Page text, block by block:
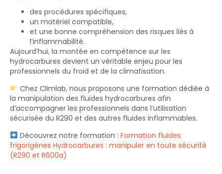
des procédures spécifiques,
un matériel compatible,
et une bonne compréhension des risques liés à
l’inflammabilité.
Aujourd’hui, la montée en compétence sur les
hydrocarbures devient un véritable enjeu pour les
professionnels du froid et de la climatisation.
Chez Climlab, nous proposons une formation dédiée à
la manipulation des fluides hydrocarbures afin
d’accompagner les professionnels dans l’utilisation
sécurisée du R290 et des autres fluides inflammables.
Découvrez notre formation : Formation fluides
frigorigènes Hydrocarbures : manipuler en toute sécurité
(R290 et R600a)